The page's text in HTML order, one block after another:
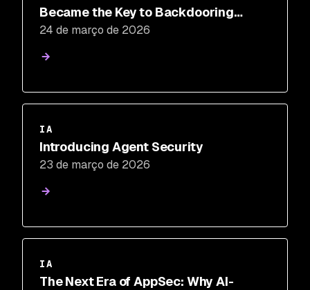
Became the Key to Backdooring
LiteLLM
24 de março de 2026
IA
Introducing Agent Security
23 de março de 2026
IA
The Next Era of AppSec: Why AI-